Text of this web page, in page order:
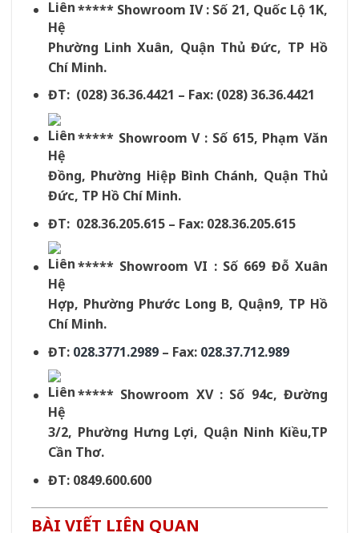
***** Showroom IV : Số 21, Quốc Lộ 1K,
Phường Linh Xuân, Quận Thủ Đức, TP Hồ
Chí Minh.
ĐT: (028) 36.36.4421 – Fax: (028) 36.36.4421
***** Showroom V : Số 615, Phạm Văn
Đồng, Phường Hiệp Bình Chánh, Quận Thủ
Đức, TP Hồ Chí Minh.
ĐT: 028.36.205.615 – Fax: 028.36.205.615
***** Showroom VI : Số 669 Đỗ Xuân
Hợp, Phường Phước Long B, Quận9, TP Hồ
Chí Minh.
ĐT: 028.3771.2989– Fax: 028.37.712.989
***** Showroom XV : Số 94c, Đường
3/2, Phường Hưng Lợi, Quận Ninh Kiều,TP
Cần Thơ.
ĐT: 0849.600.600
BÀI VIẾT LIÊN QUAN